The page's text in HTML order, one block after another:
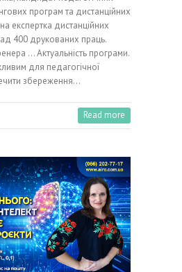
програм та дистанційних
експертка дистанційних
400 друкованих праць.
… Актуальність програми.
для педагогічної
збереження…
Read more